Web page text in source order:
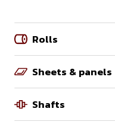
Rolls
Sheets & panels
Shafts